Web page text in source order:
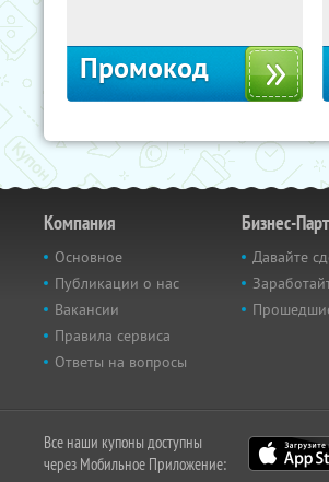
Промокод
Компания
Основное
Публикации о нас
Вакансии
Правила сервиса
Ответы на вопросы
Бизнес-
Давайте
Все наши купоны доступны
через Мобильное Приложение: